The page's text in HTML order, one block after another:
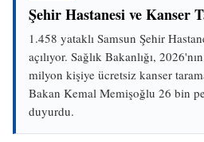
Şehir Hastanesi ve Kanser
1.458 yataklı Samsun Şehir
açılıyor. Sağlık Bakanlığı,
milyon kişiye ücretsiz kanser
Bakan Kemal Memişoğlu 26 bin
duyurdu.